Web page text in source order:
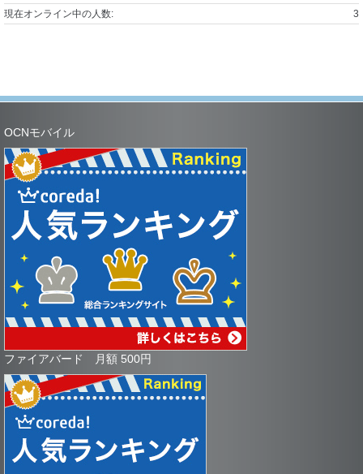
3
現在オンライン中の人数:
OCNモバイル
ファイアバード 月額 500円